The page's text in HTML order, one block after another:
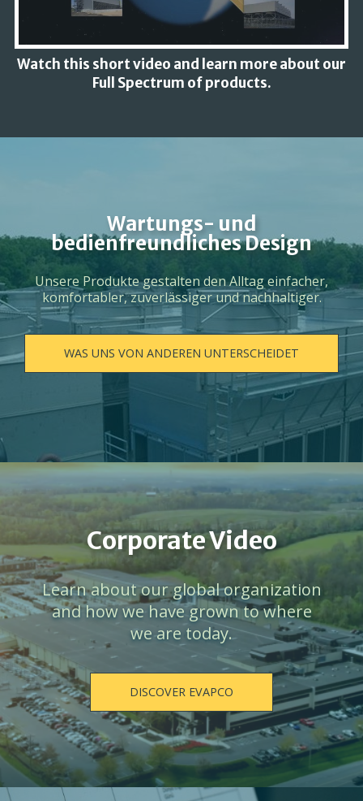
Watch this short video and learn more about our
Full Spectrum of products.
Wartungs- und
bedienfreundliches Design
Unsere Produkte gestalten den Alltag einfacher,
komfortabler, zuverlässiger und nachhaltiger.
WAS UNS VON ANDEREN UNTERSCHEIDET
Corporate Video
Learn about our global organization
and how we have grown to where
we are today.
DISCOVER EVAPCO